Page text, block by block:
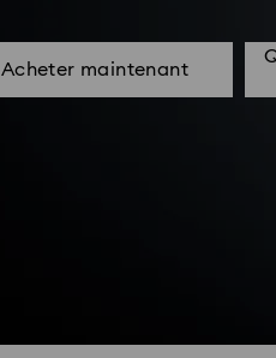
Acheter maintenant